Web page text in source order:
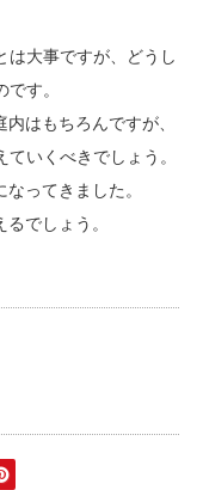
は大事ですが、どうし
す。
はもちろんですが、
いくべきでしょう。
ってきました。
でしょう。